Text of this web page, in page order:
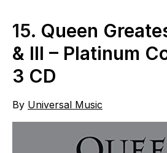
15. Queen
& III – Platinum
3 CD
By Universal Music